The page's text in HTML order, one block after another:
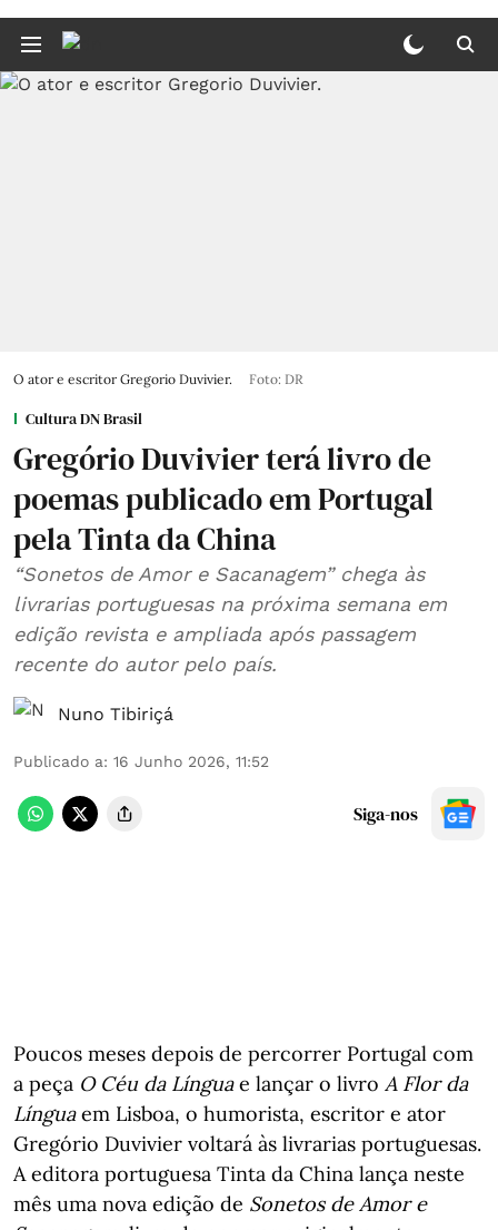
O ator e escritor Gregorio Duvivier. Foto: DR
Cultura DN Brasil
Gregório Duvivier terá livro de
poemas publicado em Portugal
pela Tinta da China
“Sonetos de Amor e Sacanagem” chega às
livrarias portuguesas na próxima semana em
edição revista e ampliada após passagem
recente do autor pelo país.
Nuno Tibiriçá
Publicado a: 16 Junho 2026, 11:52
Siga-nos
Poucos meses depois de percorrer Portugal com
a peça O Céu da Línguae lançar o livro A Flor da
Línguaem Lisboa, o humorista, escritor e ator
Gregório Duvivier voltará às livrarias portuguesas.
A editora portuguesa Tinta da China lança neste
mês uma nova edição de Sonetos de Amor e